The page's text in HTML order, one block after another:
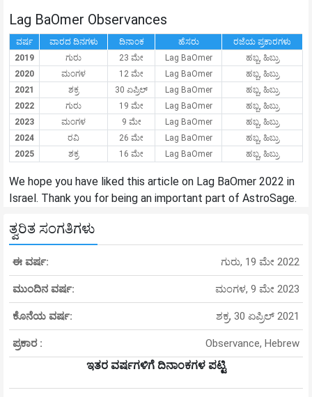
Lag BaOmer Observances
ವರ್ಷ ವಾರದ ದಿನಗಳು ದಿನಾಂಕ ಹೆಸರು
ರಜೆಯ ಪ್ರಕಾರಗಳು
2019
ಗುರು 23 ಮೇ Lag BaOmer
ಹಬ್ಬ, ಹಿಬ್ರು
2020
ಮಂಗಳ 12 ಮೇ Lag BaOmer
ಹಬ್ಬ, ಹಿಬ್ರು
2021
ಶಕ್ರ 30 ಏಪ್ರಿಲ್ Lag BaOmer
ಹಬ್ಬ, ಹಿಬ್ರು
2022
ಗುರು 19 ಮೇ Lag BaOmer
ಹಬ್ಬ, ಹಿಬ್ರು
2023
ಮಂಗಳ 9 ಮೇ Lag BaOmer
ಹಬ್ಬ, ಹಿಬ್ರು
2024
ರವಿ 26 ಮೇ Lag BaOmer
ಹಬ್ಬ, ಹಿಬ್ರು
2025
ಶಕ್ರ 16 ಮೇ Lag BaOmer ಹಬ್ಬ, ಹಿಬ್ರು
We hope you have liked this article on Lag BaOmer 2022 in
Israel. Thank you for being an important part of AstroSage.
ತ್ವರಿತ ಸಂಗತಿಗಳು
ಈ ವರ್ಷ: ಗುರು, 19 ಮೇ 2022
ಮುಂದಿನ ವರ್ಷ: ಮಂಗಳ, 9 ಮೇ 2023
ಕೊನೆಯ ವರ್ಷ: ಶಕ್ರ, 30 ಏಪ್ರಿಲ್ 2021
ಪ್ರಕಾರ : Observance, Hebrew
ಇತರ ವರ್ಷಗಳಿಗೆ ದಿನಾಂಕಗಳ ಪಟ್ಟಿ